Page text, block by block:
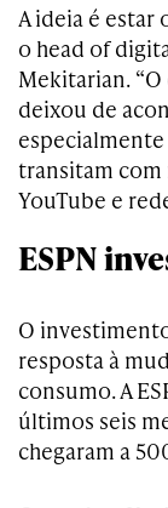
A ideia é estar
o head of
Mekitarian.
deixou de
transitam com
YouTube e
ESPN
O
resposta à
consumo. A
últimos seis
chegaram a